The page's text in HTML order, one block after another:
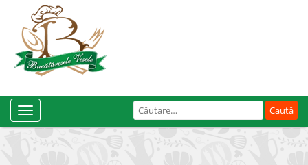
Caută
după:
Toggle
Navigation